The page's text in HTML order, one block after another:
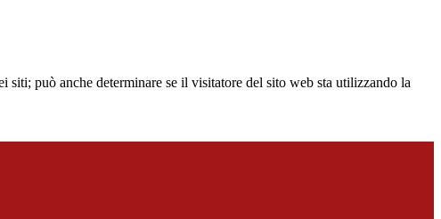
siti; può anche determinare se il visitatore del sito web sta utilizzando la